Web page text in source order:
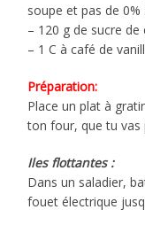
soupe et pas de 0%
– 120 g de sucre de
– 1 C à café de
Préparation:
Place un plat à
ton four, que tu vas
Iles flottantes :
Dans un saladier,
fouet électrique